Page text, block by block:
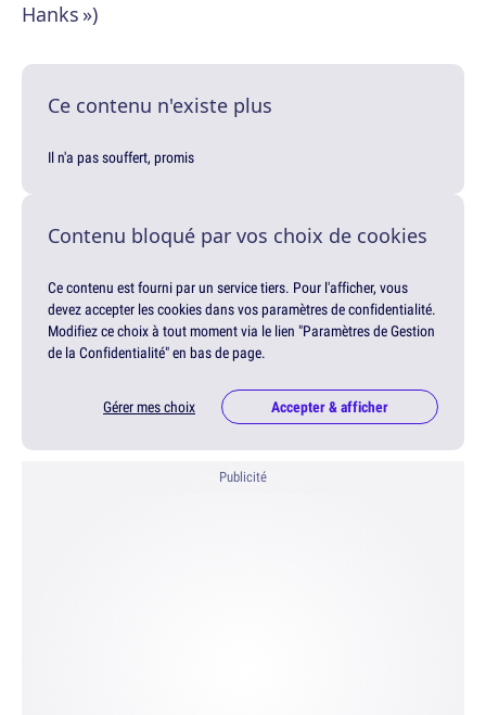
Hanks »)
Ce contenu n'existe plus
Il n'a pas souffert, promis
Contenu bloqué par vos choix de cookies
Ce contenu est fourni par un service tiers. Pour l'afficher, vous
devez accepter les cookies dans vos paramètres de confidentialité.
Modifiez ce choix à tout moment via le lien "Paramètres de Gestion
de la Confidentialité" en bas de page.
Gérer mes choix Accepter & afficher
Publicité